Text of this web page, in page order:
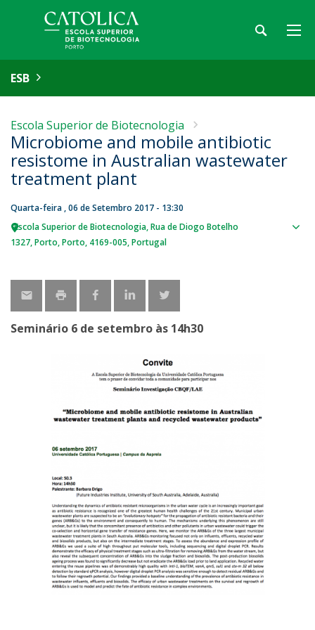
ESB
Escola Superior de Biotecnologia
Microbiome and mobile antibiotic
resistome in Australian wastewater
treatment plant
Quarta-feira , 06 de Setembro 2017 - 13:30
Escola Superior de Biotecnologia Rua de Diogo Botelho
1327 Porto Porto 4169-005 Portugal
Seminário 6 de setembro às 14h30